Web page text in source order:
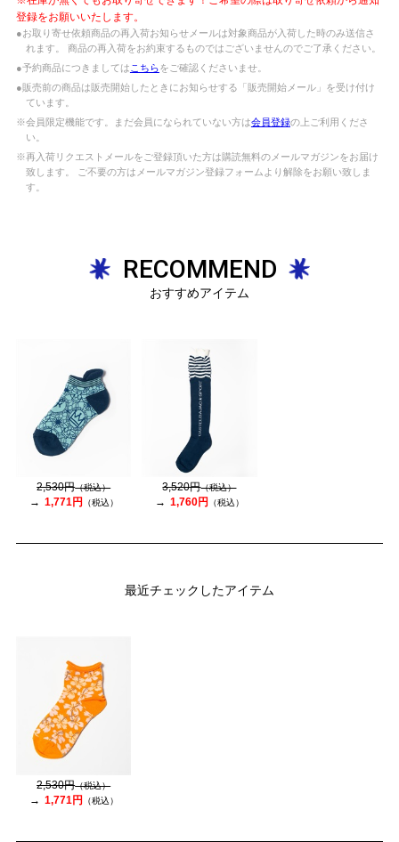
登録をお願いいたします。
●お取り寄せ依頼商品の再入荷お知らせメールは対象商品が入荷した時のみ送信さ
れます。 商品の再入荷をお約束するものではございませんのでご了承ください。
●予約商品につきましては こちらをご確認くださいませ。
●販売前の商品は販売開始したときにお知らせする「販売開始メール」を受け付け
ています。
※会員限定機能です。まだ会員になられていない方は会員登録の上ご利用くださ
い。
※再入荷リクエストメールをご登録頂いた方は購読無料のメールマガジンをお届け
致します。 ご不要の方はメールマガジン登録フォームより解除をお願い致しま
す。
RECOMMEND
おすすめアイテム
2,530円（税込）
1,771円 （税込）
3,520円（税込）
1,760円 （税込）
最近チェックしたアイテム
2,530円（税込）
1,771円 （税込）